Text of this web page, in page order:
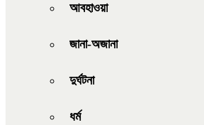
আবহাওয়া
জানা-অজানা
দুর্ঘটনা
ধর্ম